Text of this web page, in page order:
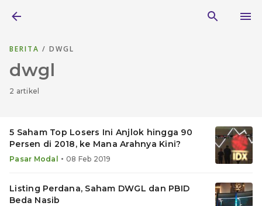
BERITA / DWGL
dwgl
2 artikel
5 Saham Top Losers Ini Anjlok hingga 90
Persen di 2018, ke Mana Arahnya Kini?
Pasar Modal • 08 Feb 2019
Listing Perdana, Saham DWGL dan PBID
Beda Nasib